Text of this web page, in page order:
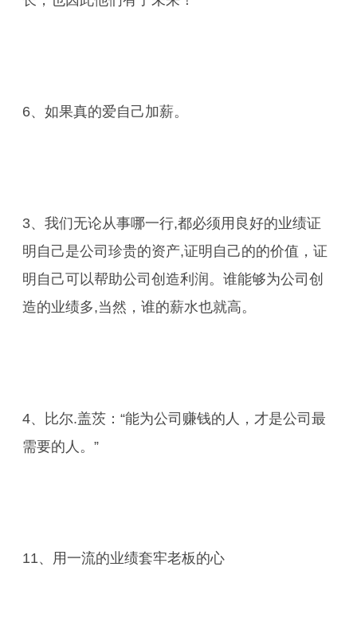
6、如果真的爱自己加薪。
3、我们无论从事哪一行,都必须用良好的业绩证
明自己是公司珍贵的资产,证明自己的的价值，证
明自己可以帮助公司创造利润。谁能够为公司创
造的业绩多,当然，谁的薪水也就高。
4、比尔.盖茨：“能为公司赚钱的人，才是公司最
需要的人。”
11、用一流的业绩套牢老板的心